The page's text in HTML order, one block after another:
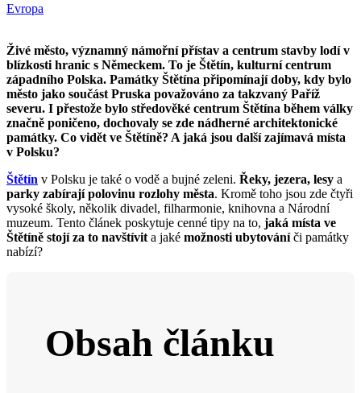
Evropa
Živé město, významný námořní přístav a centrum stavby lodí v
blízkosti hranic s Německem. To je Štětín, kulturní centrum
západního Polska. Památky Štětína připomínají doby, kdy bylo
město jako součást Pruska považováno za takzvaný Paříž
severu. I přestože bylo středověké centrum Štětína během války
značně poničeno, dochovaly se zde nádherné architektonické
památky. Co vidět ve Štětíně? A jaká jsou další zajímavá místa
v Polsku?
Štětín v Polsku je také o vodě a bujné zeleni. Řeky, jezera, lesy a
parky zabírají polovinu rozlohy města. Kromě toho jsou zde čtyři
vysoké školy, několik divadel, filharmonie, knihovna a Národní
muzeum. Tento článek poskytuje cenné tipy na to, jaká místa ve
Štětíně stojí za to navštívit a jaké možnosti ubytováníči památky
nabízí?
Obsah článku